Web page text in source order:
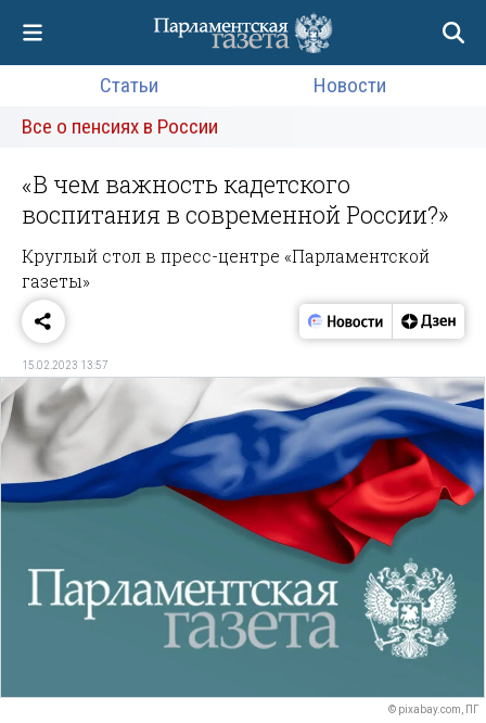
Статьи
Новости
Все о пенсиях в России
«В чем важность кадетского
воспитания в современной России?»
Круглый стол в пресс-центре «Парламентской
газеты»
15.02.2023 13:57
© pixabay.com, ПГ